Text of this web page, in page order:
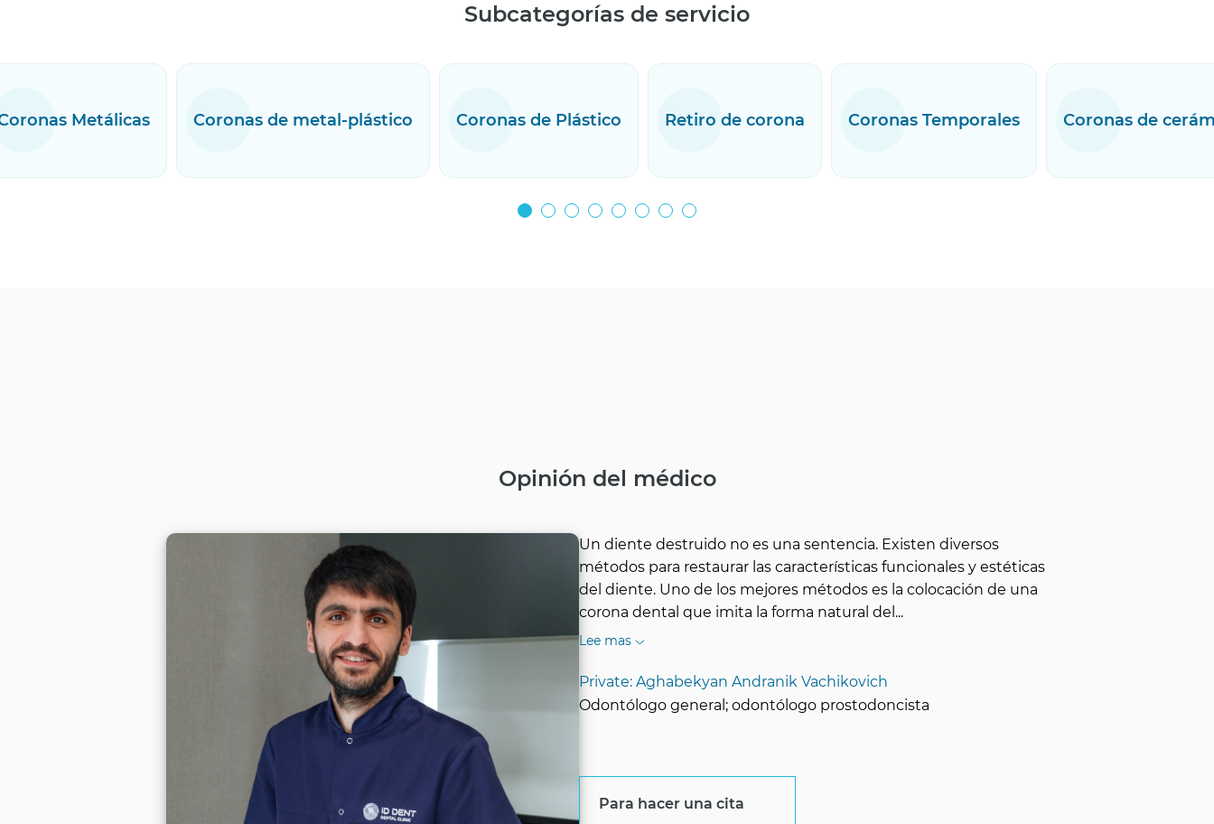
Subcategorías de servicio
Metálicas Coronas de metal-plástico Coronas de Plástico Retiro de corona Coronas Temporales Coronas de
Opinión del médico
Un diente destruido no es una sentencia. Existen diversos
métodos para restaurar las características funcionales y estéticas
del diente. Uno de los mejores métodos es la colocación de una
corona dental que imita la forma natural del ...
Lee mas
Private: Aghabekyan Andranik Vachikovich
Odontólogo general; odontólogo prostodoncista
Para hacer una cita